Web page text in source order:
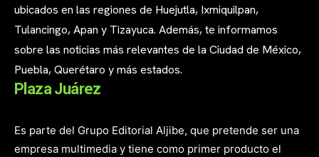
ubicados en las regiones de Huejutla, Ixmiquilpan,
Tulancingo, Apan y Tizayuca. Además, te informamos
sobre las noticias más relevantes de la Ciudad de México,
Puebla, Querétaro y más estados.
Plaza Juárez
Es parte del Grupo Editorial Aljibe, que pretende ser una
empresa multimedia y tiene como primer producto el